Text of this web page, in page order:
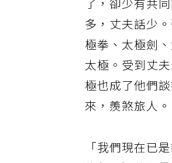
了，卻少有共
多，丈夫話少
極拳、太極劍
太極。受到丈
極也成了他們
來，羨煞旅人。
「我們現在已